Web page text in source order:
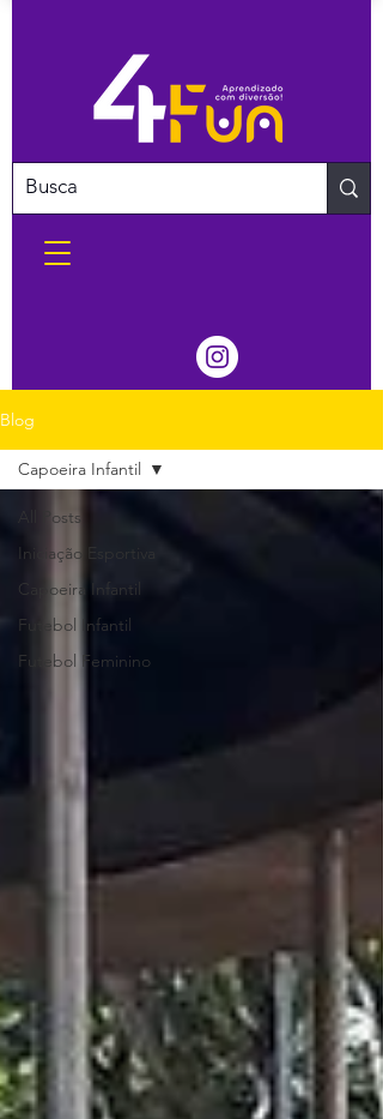
Blog
All Posts
Iniciação Esportiva
Capoeira Infantil
Futebol Infantil
Futebol Feminino
Capoeira Infantil